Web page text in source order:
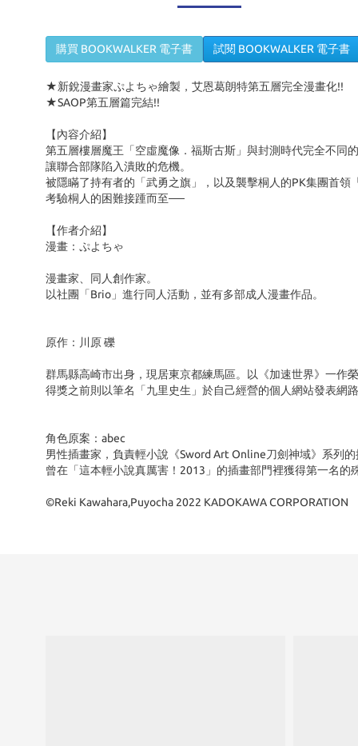
購買 BOOKWALKER 電子書 試閱 BOOKWALKER 電子書
★新銳漫畫家ぷよちゃ繪製，艾恩葛朗特第五層完全漫畫化!!
★SAOP第五層篇完結!!
【內容介紹】
第五層樓層魔王「空虛魔像．福斯古斯」與封測時代完全不同
讓聯合部隊陷入潰敗的危機。
被隱瞞了持有者的「武勇之旗」，以及襲擊桐人的PK集團首
考驗桐人的困難接踵而至──
【作者介紹】
漫畫：ぷよちゃ
漫畫家、同人創作家。
以社團「Brio」進行同人活動，並有多部成人漫畫作品。
原作：川原 礫
群馬縣高崎市出身，現居東京都練馬區。以《加速世界》一作
得獎之前則以筆名「九里史生」於自己經營的個人網站發表網
角色原案：abec
男性插畫家，負責輕小說《Sword Art Online刀劍神域》系列
曾在「這本輕小說真厲害！2013」的插畫部門裡獲得第一名的
©Reki Kawahara,Puyocha 2022 KADOKAWA CORPORATION